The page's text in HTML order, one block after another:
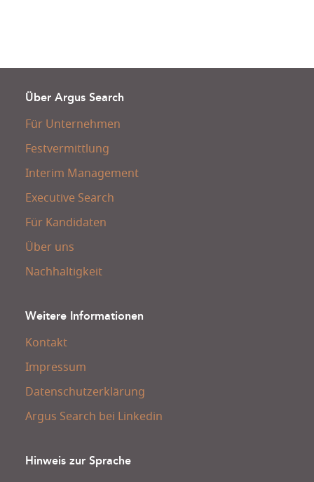
Über Argus Search
Für Unternehmen
Festvermittlung
Interim Management
Executive Search
Für Kandidaten
Über uns
Nachhaltigkeit
Weitere Informationen
Kontakt
Impressum
Datenschutzerklärung
Argus Search bei Linkedin
Hinweis zur Sprache